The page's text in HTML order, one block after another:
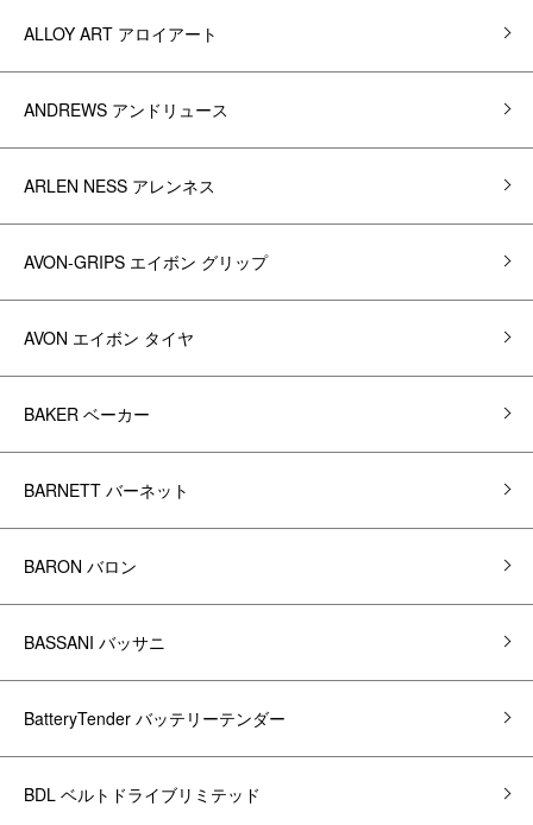
ALLOY ART アロイアート
ANDREWS アンドリュース
ARLEN NESS アレンネス
AVON-GRIPS エイボン グリップ
AVON エイボン タイヤ
BAKER ベーカー
BARNETT バーネット
BARON バロン
BASSANI バッサニ
BatteryTender バッテリーテンダー
BDL ベルトドライブリミテッド